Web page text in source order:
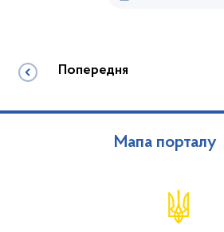
Попередня
Мапа порталу